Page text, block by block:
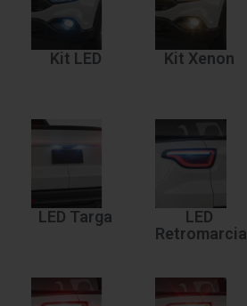
Kit LED Kit Xenon
LED Targa
LED
Retromarcia